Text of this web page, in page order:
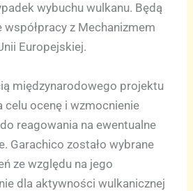
wybuchu wulkanu. Będą
współpracy z Mechanizmem
Europejskiej.
międzynarodowego projektu
celu ocenę i wzmocnienie
reagowania na ewentualne
Garachico zostało wybrane
ze względu na jego
dla aktywności wulkanicznej